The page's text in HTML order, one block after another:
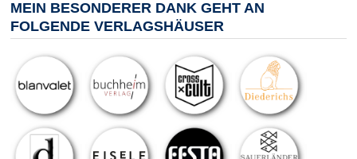
MEIN BESONDERER DANK GEHT AN
FOLGENDE VERLAGSHÄUSER